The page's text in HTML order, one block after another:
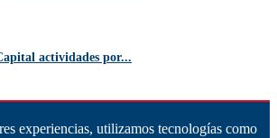
actividades por...
experiencias, utilizamos tecnologías como